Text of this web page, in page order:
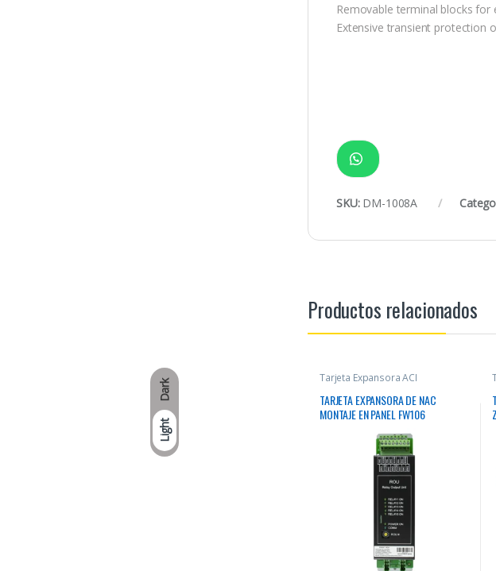
Dark
Light
Removable terminal blocks for
Extensive transient protection
SKU: DM-1008A
Productos relacionados
Tarjeta Expansora ACI
TARJETA EXPANSORA DE NAC
MONTAJE EN PANEL FW106